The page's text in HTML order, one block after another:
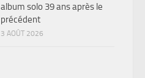
album solo 39 ans après le
précédent
3 AOÛT 2026